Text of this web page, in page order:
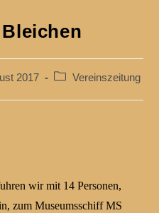
2017 Vereinszeitung
wir mit 14 Personen,
zum Museumsschiff MS